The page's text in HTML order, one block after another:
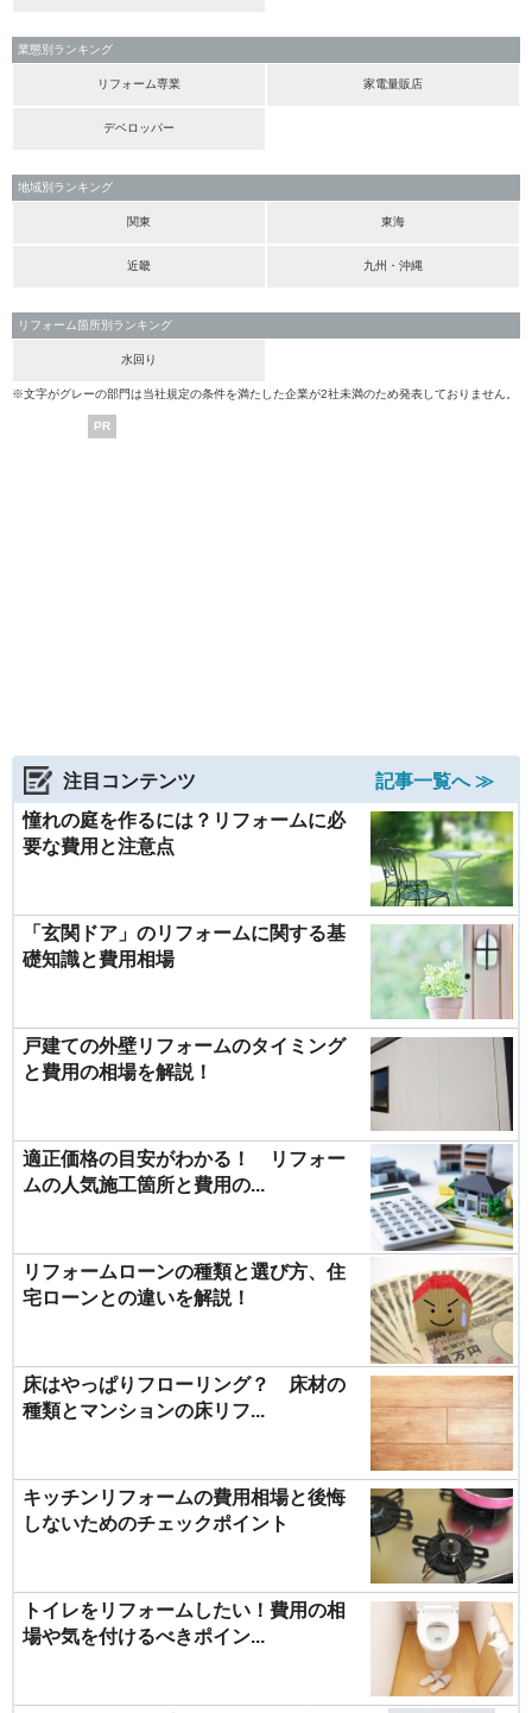
業態別ランキング
リフォーム専業 家電量販店
デベロッパー
地域別ランキング
関東 東海
近畿 九州・沖縄
リフォーム箇所別ランキング
水回り
※文字がグレーの部門は当社規定の条件を満たした企業が2社未満のため発表しておりません。
PR
注目コンテンツ
記事一覧へ ≫
憧れの庭を作るには？リフォームに必
要な費用と注意点
「玄関ドア」のリフォームに関する基
礎知識と費用相場
戸建ての外壁リフォームのタイミング
と費用の相場を解説！
適正価格の目安がわかる！ リフォー
ムの人気施工箇所と費用の...
リフォームローンの種類と選び方、住
宅ローンとの違いを解説！
床はやっぱりフローリング？ 床材の
種類とマンションの床リフ...
キッチンリフォームの費用相場と後悔
しないためのチェックポイント
トイレをリフォームしたい！費用の相
場や気を付けるべきポイン...